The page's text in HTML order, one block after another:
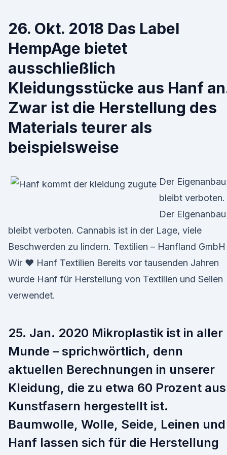
26. Okt. 2018 Das Label
HempAge bietet
ausschließlich
Kleidungsstücke aus Hanf
Zwar ist die Herstellung des
Materials teurer als
beispielsweise
Der Eigenanbau
bleibt verboten.
Der Eigenanbau
bleibt verboten. Cannabis ist in der Lage, viele
Beschwerden zu lindern. Textilien – Hanfland
Wir ♥ Hanf Textilien Bereits vor tausenden Jahren
wurde Hanf für Herstellung von Textilien und Seilen
verwendet.
25. Jan. 2020 Mikroplastik ist in aller
Munde – sprichwörtlich, denn
aktuellen Berechnungen in unserer
Kleidung, die zu etwa 60 Prozent aus
Kunstfasern hergestellt ist.
Baumwolle, Wolle, Seide, Leinen und
Hanf lassen sich für die Herstellung